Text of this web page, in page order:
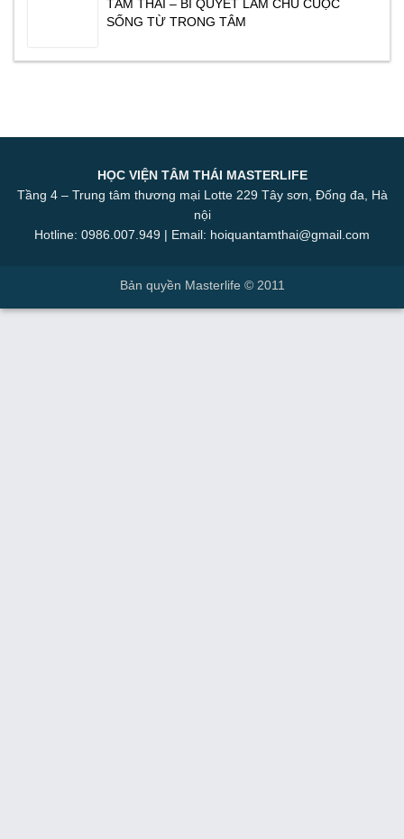
TÂM THÁI – BÍ QUYẾT LÀM CHỦ CUỘC
SỐNG TỪ TRONG TÂM
HỌC VIỆN TÂM THÁI MASTERLIFE
Tầng 4 – Trung tâm thương mại Lotte 229 Tây sơn, Đống đa, Hà
nội
Hotline: 0986.007.949 | Email: hoiquantamthai@gmail.com
Bản quyền Masterlife © 2011